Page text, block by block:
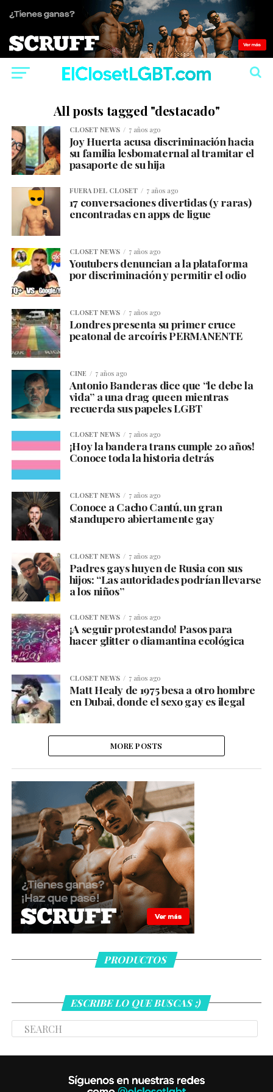
All posts tagged "destacado"
CLOSET NEWS 7 años ago
Joy Huerta acusa discriminación hacia
su familia lesbomaternal al tramitar el
pasaporte de su hija
FUERA DEL CLOSET 7 años ago
17 conversaciones divertidas (y raras)
encontradas en apps de ligue
CLOSET NEWS 7 años ago
Youtubers denuncian a la plataforma
por discriminación y permitir el odio
CLOSET NEWS 7 años ago
Londres presenta su primer cruce
peatonal de arcoíris PERMANENTE
CINE 7 años ago
Antonio Banderas dice que “le debe la
vida” a una drag queen mientras
recuerda sus papeles LGBT
CLOSET NEWS 7 años ago
¡Hoy la bandera trans cumple 20 años!
Conoce toda la historia detrás
CLOSET NEWS 7 años ago
Conoce a Cacho Cantú, un gran
standupero abiertamente gay
CLOSET NEWS 7 años ago
Padres gays huyen de Rusia con sus
hijos: “Las autoridades podrían llevarse
a los niños”
CLOSET NEWS 7 años ago
¡A seguir protestando! Pasos para
hacer glitter o diamantina ecológica
CLOSET NEWS 7 años ago
Matt Healy de 1975 besa a otro hombre
en Dubai, donde el sexo gay es ilegal
MORE POSTS
PRODUCTOS
ESCRIBE LO QUE BUSCAS ;)